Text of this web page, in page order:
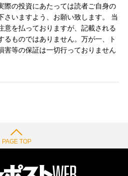
際の投資にあたっては読者ご自身の
さいますよう、お願い致します。 当
意を払っておりますが、記載される
るものではありません。万が一、ト
害等の保証は一切行っておりません
PAGE TOP